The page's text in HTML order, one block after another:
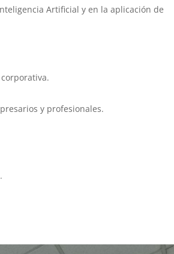
Artificial y en la aplicación de
y profesionales.
.